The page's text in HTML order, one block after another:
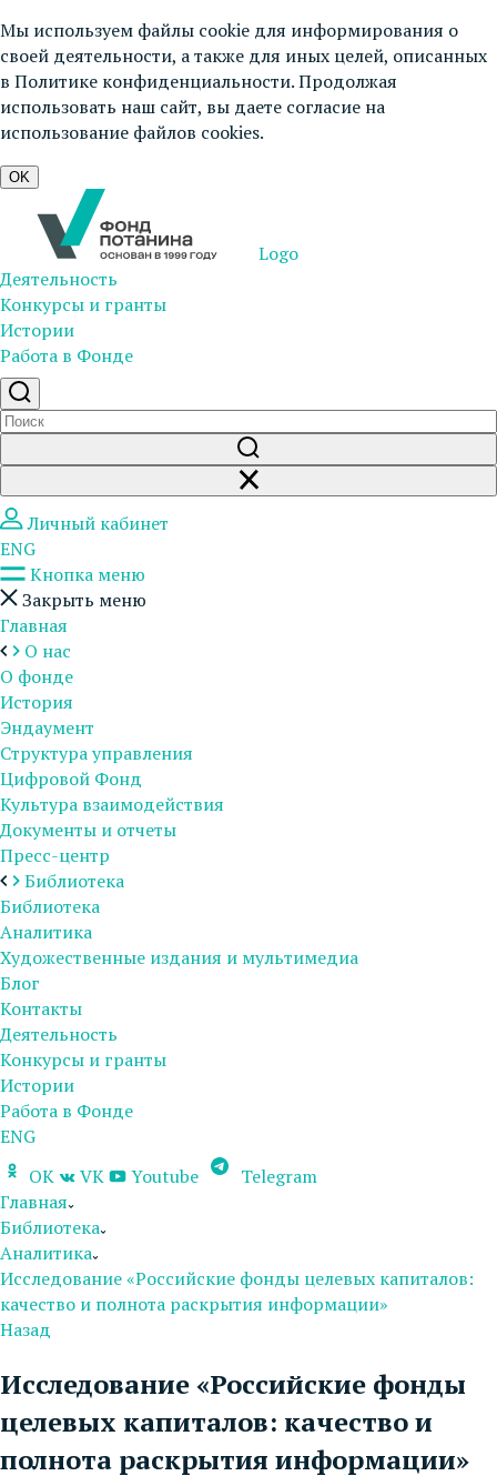
Мы используем файлы cookie для информирования о
своей деятельности, а также для иных целей, описанных
в Политике конфиденциальности. Продолжая
использовать наш сайт, вы даете согласие на
использование файлов cookies.
OK
Logo
Деятельность
Конкурсы и гранты
Истории
Работа в Фонде
Личный кабинет
ENG
Кнопка меню
Закрыть меню
Главная
О нас
О фонде
История
Эндаумент
Структура управления
Цифровой Фонд
Культура взаимодействия
Документы и отчеты
Пресс-центр
Библиотека
Библиотека
Аналитика
Художественные издания и мультимедиа
Блог
Контакты
Деятельность
Конкурсы и гранты
Истории
Работа в Фонде
ENG
OK
VK Youtube
Telegram
Главная
Библиотека
Аналитика
Исследование «Российские фонды целевых капиталов:
качество и полнота раскрытия информации»
Назад
Исследование «Российские фонды
целевых капиталов: качество и
полнота раскрытия информации»